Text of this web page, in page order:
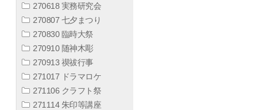
270618 実務研究会
270807 七夕まつり
270830 臨時大祭
270910 随神木彫
270913 禊祓行事
271017 ドラマロケ
271106 クラフト祭
271114 朱印等講座